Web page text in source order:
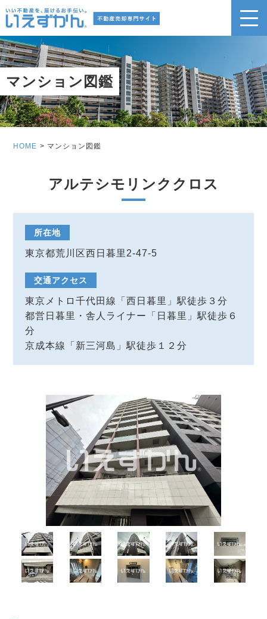
マンション図鑑
HOME マンション図鑑
アルテシモリンククロス
所在地
東京都荒川区西日暮里2-47-5
交通アクセス
東京メトロ千代田線「西日暮里」駅徒歩３分
都営日暮里・舎人ライナー「日暮里」駅徒歩６
分
京成本線「新三河島」駅徒歩１２分